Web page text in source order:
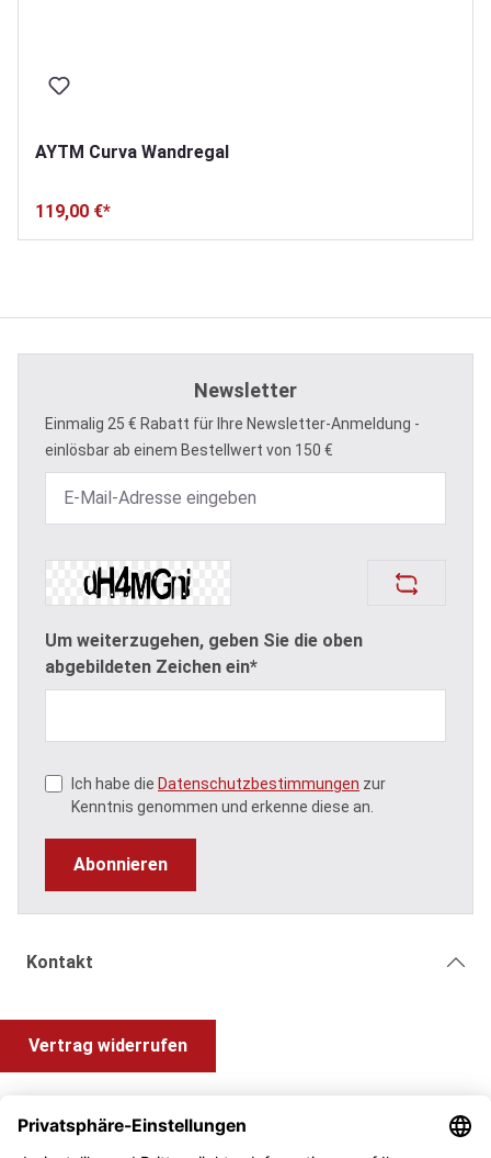
AYTM Curva Wandregal
119,00 €*
Newsletter
Einmalig 25 € Rabatt für Ihre Newsletter-Anmeldung -
einlösbar ab einem Bestellwert von 150 €
Um weiterzugehen, geben Sie die oben
abgebildeten Zeichen ein*
Ich habe die Datenschutzbestimmungen zur
Kenntnis genommen und erkenne diese an.
Abonnieren
Kontakt
Vertrag widerrufen